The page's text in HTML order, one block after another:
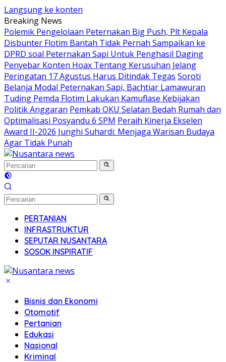
Langsung ke konten
Breaking News
Polemik Pengelolaan Peternakan Big Push, Plt Kepala
Disbunter Flotim Bantah Tidak Pernah Sampaikan ke
DPRD soal Peternakan Sapi Untuk Penghasil Daging
Penyebar Konten Hoax Tentang Kerusuhan Jelang
Peringatan 17 Agustus Harus Ditindak Tegas Soroti
Belanja Modal Peternakan Sapi, Bachtiar Lamawuran
Tuding Pemda Flotim Lakukan Kamuflase Kebijakan
Politik Anggaran Pemkab OKU Selatan Bedah Rumah dan
Optimalisasi Posyandu 6 SPM Peraih Kinerja Ekselen
Award II-2026 Junghi Suhardi: Menjaga Warisan Budaya
Agar Tidak Punah
PERTANIAN
INFRASTRUKTUR
SEPUTAR NUSANTARA
SOSOK INSPIRATIF
Bisnis dan Ekonomi
Otomotif
Pertanian
Edukasi
Nasional
Kriminal